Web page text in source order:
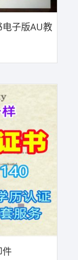
子版AU教
件